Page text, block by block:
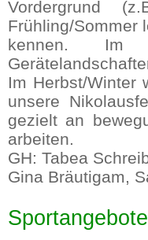
Vordergrund
Frühling/Sommer
kennen. Im
Im Herbst/Winter
unsere
gezielt an
arbeiten.
GH: Tabea
Gina Bräutigam,
Sportangebote